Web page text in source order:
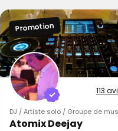
113
Promotion
DJ / Artiste solo / Groupe de
Atomix Deejay